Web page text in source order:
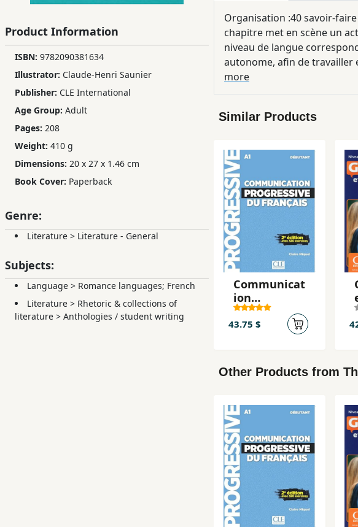
Teens
YA
Educational
Books
Ferdosi
Publishing
Subscription
Services
Product Information
ISBN: 9782090381634
Illustrator: Claude-Henri Saunier
Publisher: CLE International
Age Group: Adult
Pages: 208
Weight: 410 g
Dimensions: 20 x 27 x 1.46 cm
Book Cover: Paperback
Genre:
Literature > Literature - General
Subjects:
Language > Romance languages; French
Literature > Rhetoric & collections of
literature > Anthologies / student writing
Organisation :40 savoir-
chapitre met en scène un
niveau de langue
autonome, afin de travailler
et obtenir des informations,
débat; Chaque chapitre est
chacun organisé sur une
On y trouvera également
de réemploi et un jeu de
sont enregistrés sur 2 CD
more
Similar Products
Communicat
ion
progressive
du francais,
débutant A1
43.75 $
Other Products from